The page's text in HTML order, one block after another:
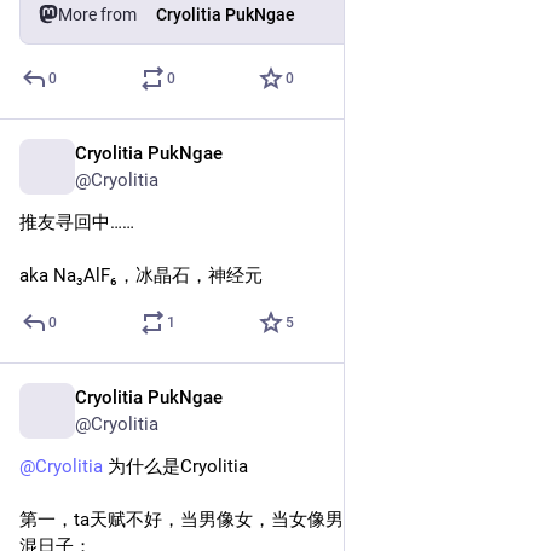
More from Cryolitia PukNgae
0 0 0
Cryolitia PukNgae
@Cryolitia
推友寻回中……
aka Na₃AlF₆，冰晶石，神经元
0 1 5
Cryolitia PukNgae
@Cryolitia
@Cryolitia 为什么是Cryolitia
第一，ta天赋不好，当男像女，当女像男，只好每天当酷儿混
混日子；